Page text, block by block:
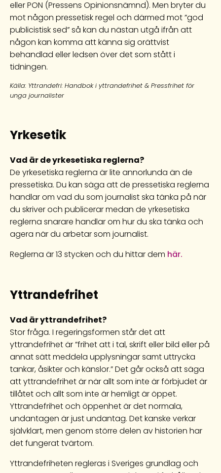
eller PON (Pressens Opinionsnämnd). Men bryter du
mot någon pressetisk regel och därmed mot ”god
publicistisk sed” så kan du nästan utgå ifrån att
någon kan komma att känna sig orättvist
behandlad eller ledsen över det som stått i
tidningen.
Källa: Yttrandefri: Handbok i yttrandefrihet & Pressfrihet för
unga journalister
Yrkesetik
Vad är de yrkesetiska reglerna?
De yrkesetiska reglerna är lite annorlunda än de
pressetiska. Du kan säga att de pressetiska reglerna
handlar om vad du som journalist ska tänka på när
du skriver och publicerar medan de yrkesetiska
reglerna snarare handlar om hur du ska tänka och
agera när du arbetar som journalist.
Reglerna är 13 stycken och du hittar dem här.
Yttrandefrihet
Vad är yttrandefrihet?
Stor fråga. I regeringsformen står det att
yttrandefrihet är ”frihet att i tal, skrift eller bild eller på
annat sätt meddela upplysningar samt uttrycka
tankar, åsikter och känslor.” Det går också att säga
att yttrandefrihet är när allt som inte är förbjudet är
tillåtet och allt som inte är hemligt är öppet.
Yttrandefrihet och öppenhet är det normala,
undantagen är just undantag. Det kanske verkar
självklart, men genom större delen av historien har
det fungerat tvärtom.
Yttrandefriheten regleras i Sveriges grundlag och